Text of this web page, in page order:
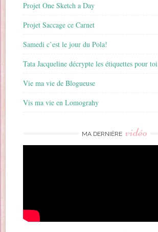
Projet One Sketch a Day
Projet Saccage ce Carnet
Samedi c’est le jour du Pola!
Tata Jacqueline décrypte les étiquettes pour toi
Vie ma vie de Blogueuse
Vis ma vie en Lomograhy
MA DERNIÈRE vidéo